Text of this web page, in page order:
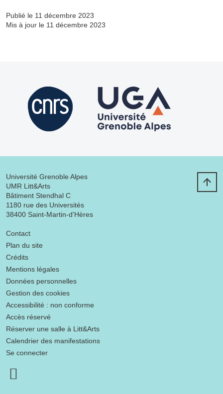
Publié le 11 décembre 2023
Mis à jour le 11 décembre 2023
Université Grenoble Alpes
UMR Litt&Arts
Bâtiment Stendhal C
1180 rue des Universités
38400 Saint-Martin-d'Hères
Menu footer
Contact
Plan du site
Crédits
Mentions légales
Données personnelles
Gestion des cookies
Accessibilité : non conforme
Accès réservé
Réserver une salle à Litt&Arts
Calendrier des manifestations
Se connecter